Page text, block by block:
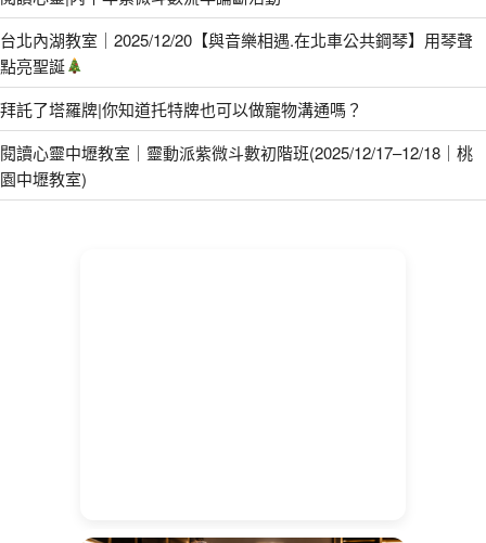
台北內湖教室｜2025/12/20【與音樂相遇.在北車公共鋼琴】用琴聲
點亮聖誕
拜託了塔羅牌|你知道托特牌也可以做寵物溝通嗎？
閱讀心靈中壢教室｜靈動派紫微斗數初階班(2025/12/17–12/18｜桃
園中壢教室)